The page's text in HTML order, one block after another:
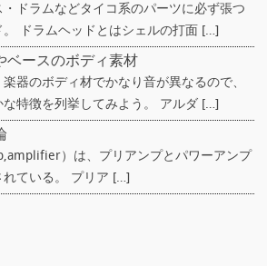
ドラムなどタイコ系のパーツに必ず張つ
ドラムヘッドとはシェルの打面 […]
ースのボディ素材
器のボディ材でかなり音が異なるので、
特徴を列挙してみよう。 アルダ […]
）は、プリアンプとパワーアンプ
れている。 プリア […]